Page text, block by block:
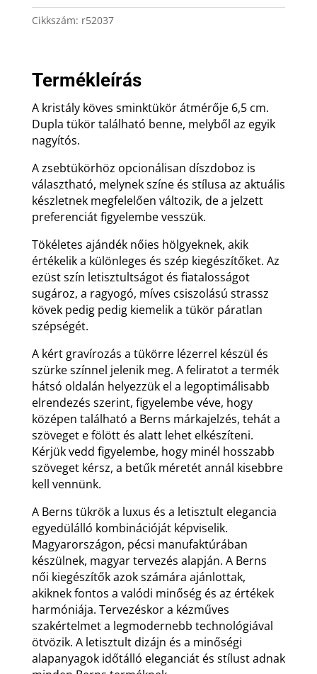
sminktükör
Cikkszám: r52037
Termékleírás
A kristály köves sminktükör átmérője 6,5 cm.
Dupla tükör található benne, melyből az egyik
nagyítós.
A zsebtükörhöz opcionálisan díszdoboz is
választható, melynek színe és stílusa az aktuális
készletnek megfelelően változik, de a jelzett
preferenciát figyelembe vesszük.
Tökéletes ajándék nőies hölgyeknek, akik
értékelik a különleges és szép kiegészítőket. Az
ezüst szín letisztultságot és fiatalosságot
sugároz, a ragyogó, míves csiszolású strassz
kövek pedig pedig kiemelik a tükör páratlan
szépségét.
A kért gravírozás a tükörre lézerrel készül és
szürke színnel jelenik meg. A feliratot a termék
hátsó oldalán helyezzük el a legoptimálisabb
elrendezés szerint, figyelembe véve, hogy
középen található a Berns márkajelzés, tehát a
szöveget e fölött és alatt lehet elkészíteni.
Kérjük vedd figyelembe, hogy minél hosszabb
szöveget kérsz, a betűk méretét annál kisebbre
kell vennünk.
A Berns tükrök a luxus és a letisztult elegancia
egyedülálló kombinációját képviselik.
Magyarországon, pécsi manufaktúrában
készülnek, magyar tervezés alapján. A Berns
női kiegészítők azok számára ajánlottak,
akiknek fontos a valódi minőség és az értékek
harmóniája. Tervezéskor a kézműves
szakértelmet a legmodernebb technológiával
ötvözik. A letisztult dizájn és a minőségi
alapanyagok időtálló eleganciát és stílust adnak